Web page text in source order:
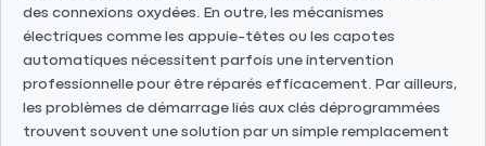
des connexions oxydées. En outre, les mécanismes
électriques comme les appuie-têtes ou les capotes
automatiques nécessitent parfois une intervention
professionnelle pour être réparés efficacement. Par ailleurs,
les problèmes de démarrage liés aux clés déprogrammées
trouvent souvent une solution par un simple remplacement